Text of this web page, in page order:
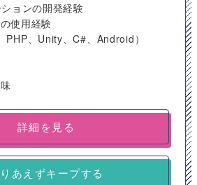
ョンの開発経験
使用経験
PHP、Unity、C#、Android）
詳細を見る
あえずキープする